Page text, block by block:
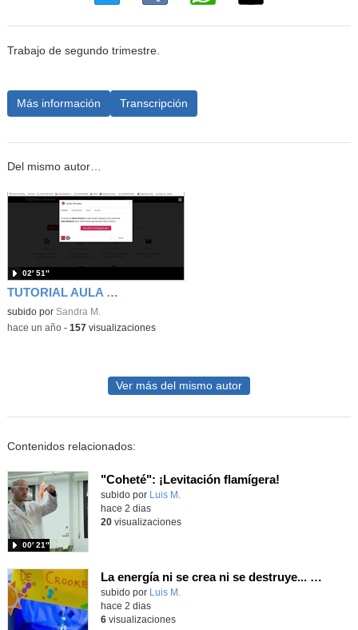
Trabajo de segundo trimestre.
Más información Transcripción
Del mismo autor…
TUTORIAL AULA VIRTUAL
subido por Sandra M.
02′ 51″
-hace un año- 157visualizaciones
Ver más del mismo autor
Contenidos relacionados:
"Coheté": ¡Levitación flamígera!
Contenido educativo.
subido por Luis M.
00′ 21″
hace 2 dias
20visualizaciones
La energía ni se crea ni se destruye... ¡se experimenta! El Tierno en la Feria Madrid es Ciencia 2026
Contenido educativo.
subido por Luis M.
hace 2 dias
6visualizaciones